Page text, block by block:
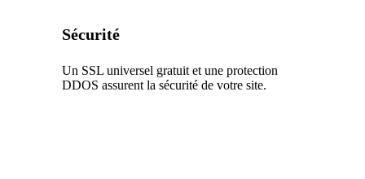
Sécurité
Un SSL universel gratuit et une protection
DDOS assurent la sécurité de votre site.